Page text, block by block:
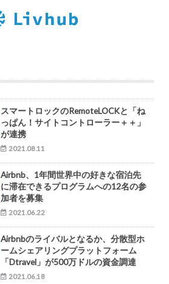
スマートロックのRemoteLOCKと「ね
っぱん！サイトコントローラー＋＋」
が連携
2021.08.11
Airbnb、1年間世界中の好きな宿泊先
に滞在できるプログラムへの12名の参
加者を募集
2021.06.22
Airbnbのライバルとなるか、分散型ホ
ームシェアリングプラットフォーム
「Dtravel」が500万ドルの資金調達
2021.06.18